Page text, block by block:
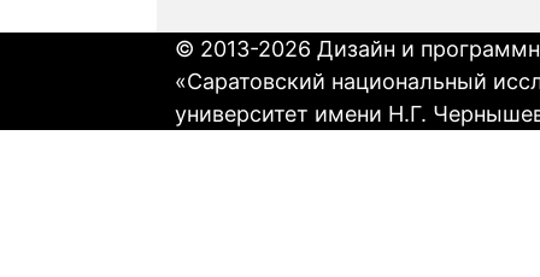
© 2013-2026 Дизайн и
«Саратовский национальный
университет имени Н.Г.